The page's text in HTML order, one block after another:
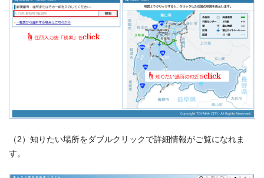
（2）知りたい場所をダブルクリックで詳細情報がご覧になれま
す。